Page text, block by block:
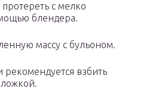
с мелко
блендера.
массу с бульоном.
взбить